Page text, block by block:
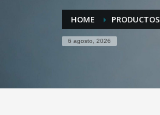
HOME PRODUCTOS
6 agosto, 2026